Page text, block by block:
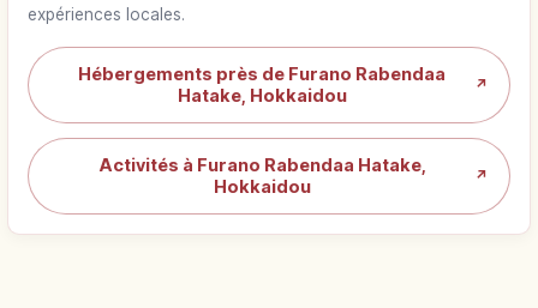
expériences locales.
Hébergements près de Furano Rabendaa
Hatake, Hokkaidou
↗
Activités à Furano Rabendaa Hatake,
Hokkaidou
↗